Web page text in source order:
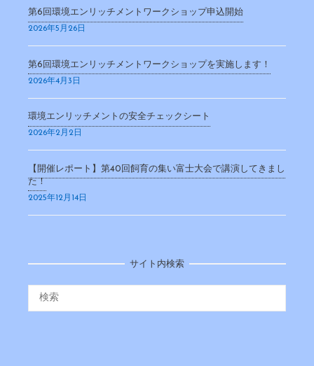
第6回環境エンリッチメントワークショップ申込開始
2026年5月26日
第6回環境エンリッチメントワークショップを実施します！
2026年4月3日
環境エンリッチメントの安全チェックシート
2026年2月2日
【開催レポート】第40回飼育の集い富士大会で講演してきまし
た！
2025年12月14日
サイト内検索